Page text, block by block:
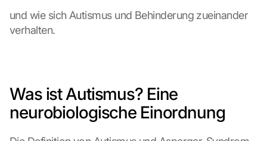
und wie sich Autismus und Behinderung zueinander
verhalten.
Was ist Autismus? Eine
neurobiologische Einordnung